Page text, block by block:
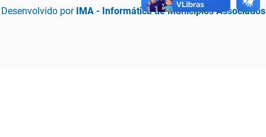
Desenvolvido por IMA - Informática de Municípios Associados